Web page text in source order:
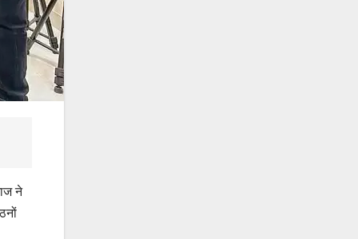
ने